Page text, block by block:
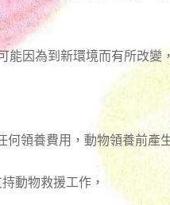
能因為到新環境而有所改變
何領養費用，動物領養前產
動物救援工作，